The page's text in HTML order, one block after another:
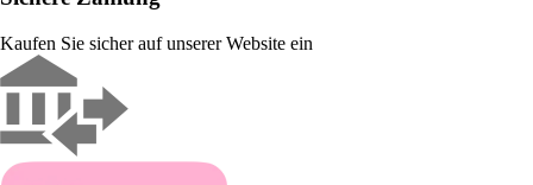
Kaufen Sie sicher auf unserer Website ein